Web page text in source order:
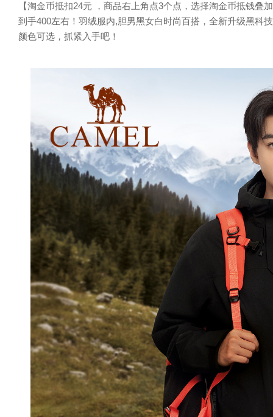
【淘金币抵扣24元 ，商品右上角点3个点，选择淘金币抵钱
到手400左右！羽绒服内,胆男黑女白时尚百搭，全新升级黑科
颜色可选，抓紧入手吧！